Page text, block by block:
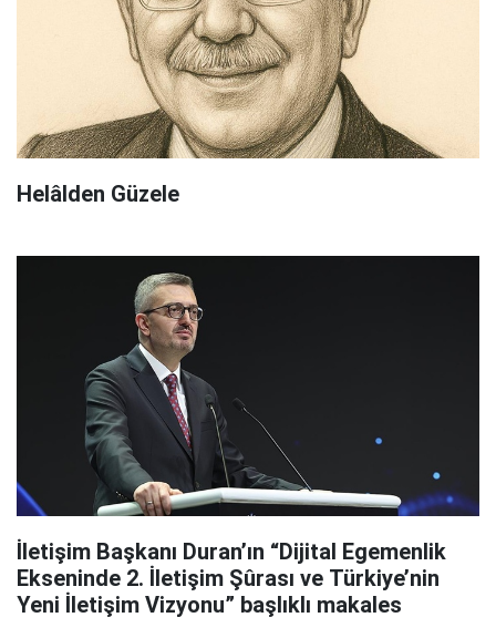
Helâlden Güzele
İletişim Başkanı Duran’ın “Dijital Egemenlik
Ekseninde 2. İletişim Şûrası ve Türkiye’nin
Yeni İletişim Vizyonu” başlıklı makales